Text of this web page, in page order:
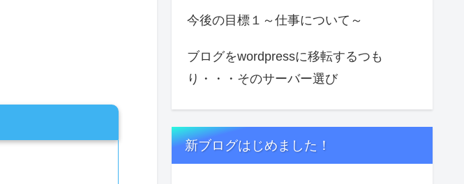
今後の目標１～仕事について～
ブログをwordpressに移転するつも
り・・・そのサーバー選び
新ブログはじめました！